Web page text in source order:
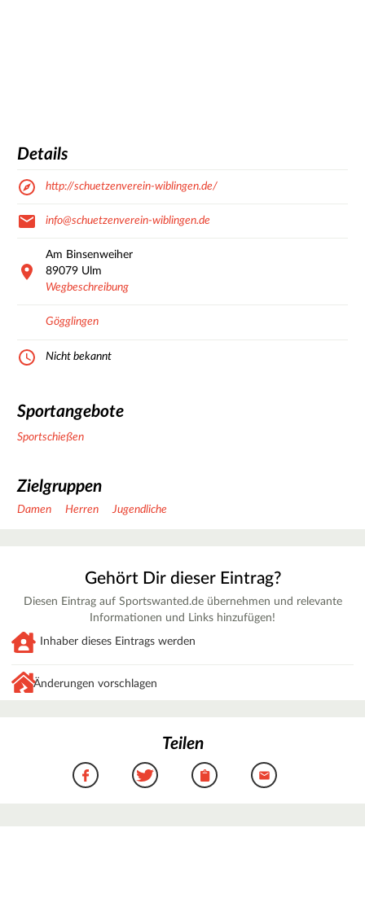
Details
http://schuetzenverein-wiblingen.de/
info@schuetzenverein-wiblingen.de
Am Binsenweiher
89079 Ulm
Wegbeschreibung
Gögglingen
Nicht bekannt
Sportangebote
Sportschießen
Zielgruppen
Damen Herren Jugendliche
Gehört Dir dieser Eintrag?
Diesen Eintrag auf Sportswanted.de übernehmen und relevante
Informationen und Links hinzufügen!
Inhaber dieses Eintrags werden
Änderungen vorschlagen
Teilen